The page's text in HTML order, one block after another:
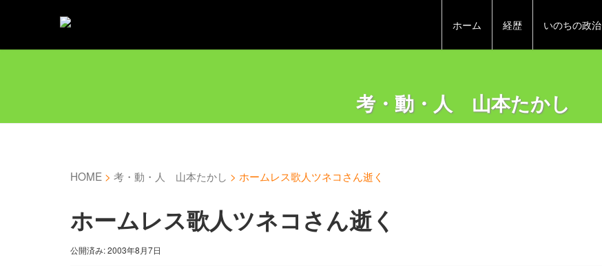
ホーム 経歴 いのちの政治
考・動・人 山本たかし
HOME > 考・動・人 山本たかし > ホームレス歌人ツネコさん逝く
ホームレス歌人ツネコさん逝く
公開済み: 2003年8月7日